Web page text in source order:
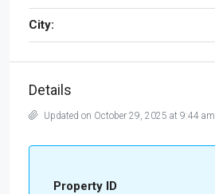
City:
Details
Updated on October 29, 2025 at 9:44 am
Property ID